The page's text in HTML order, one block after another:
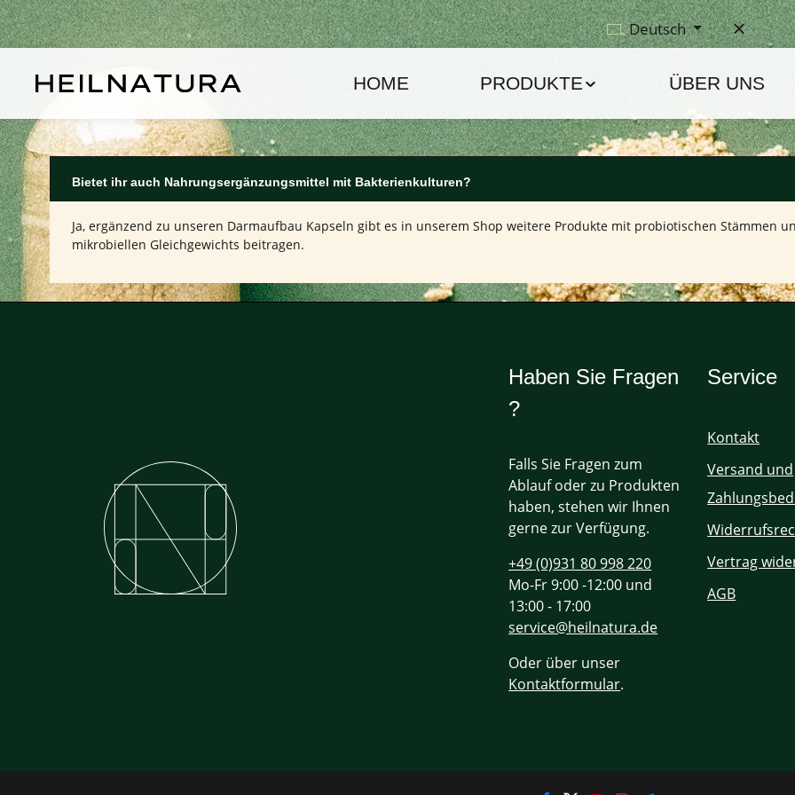
Hauptinhalt springen
Zur Hauptnavigation springen Deutsch
HOME PRODUKTE ÜBER UNS
Bietet ihr auch Nahrungsergänzungsmittel mit Bakterienkulturen?
Ja, ergänzend zu unseren Darmaufbau Kapseln gibt es in unserem Shop weitere Produkte mit probiotischen Stämmen
mikrobiellen Gleichgewichts beitragen.
Haben Sie Fragen
?
Falls Sie Fragen zum
Ablauf oder zu Produkten
haben, stehen wir Ihnen
gerne zur Verfügung.
+49 (0)931 80 998 220
Mo-Fr 9:00 -12:00 und
13:00 - 17:00
service@heilnatura.de
Oder über unser
Kontaktformular.
Service
Kontakt
Versand und
Vertrag
AGB